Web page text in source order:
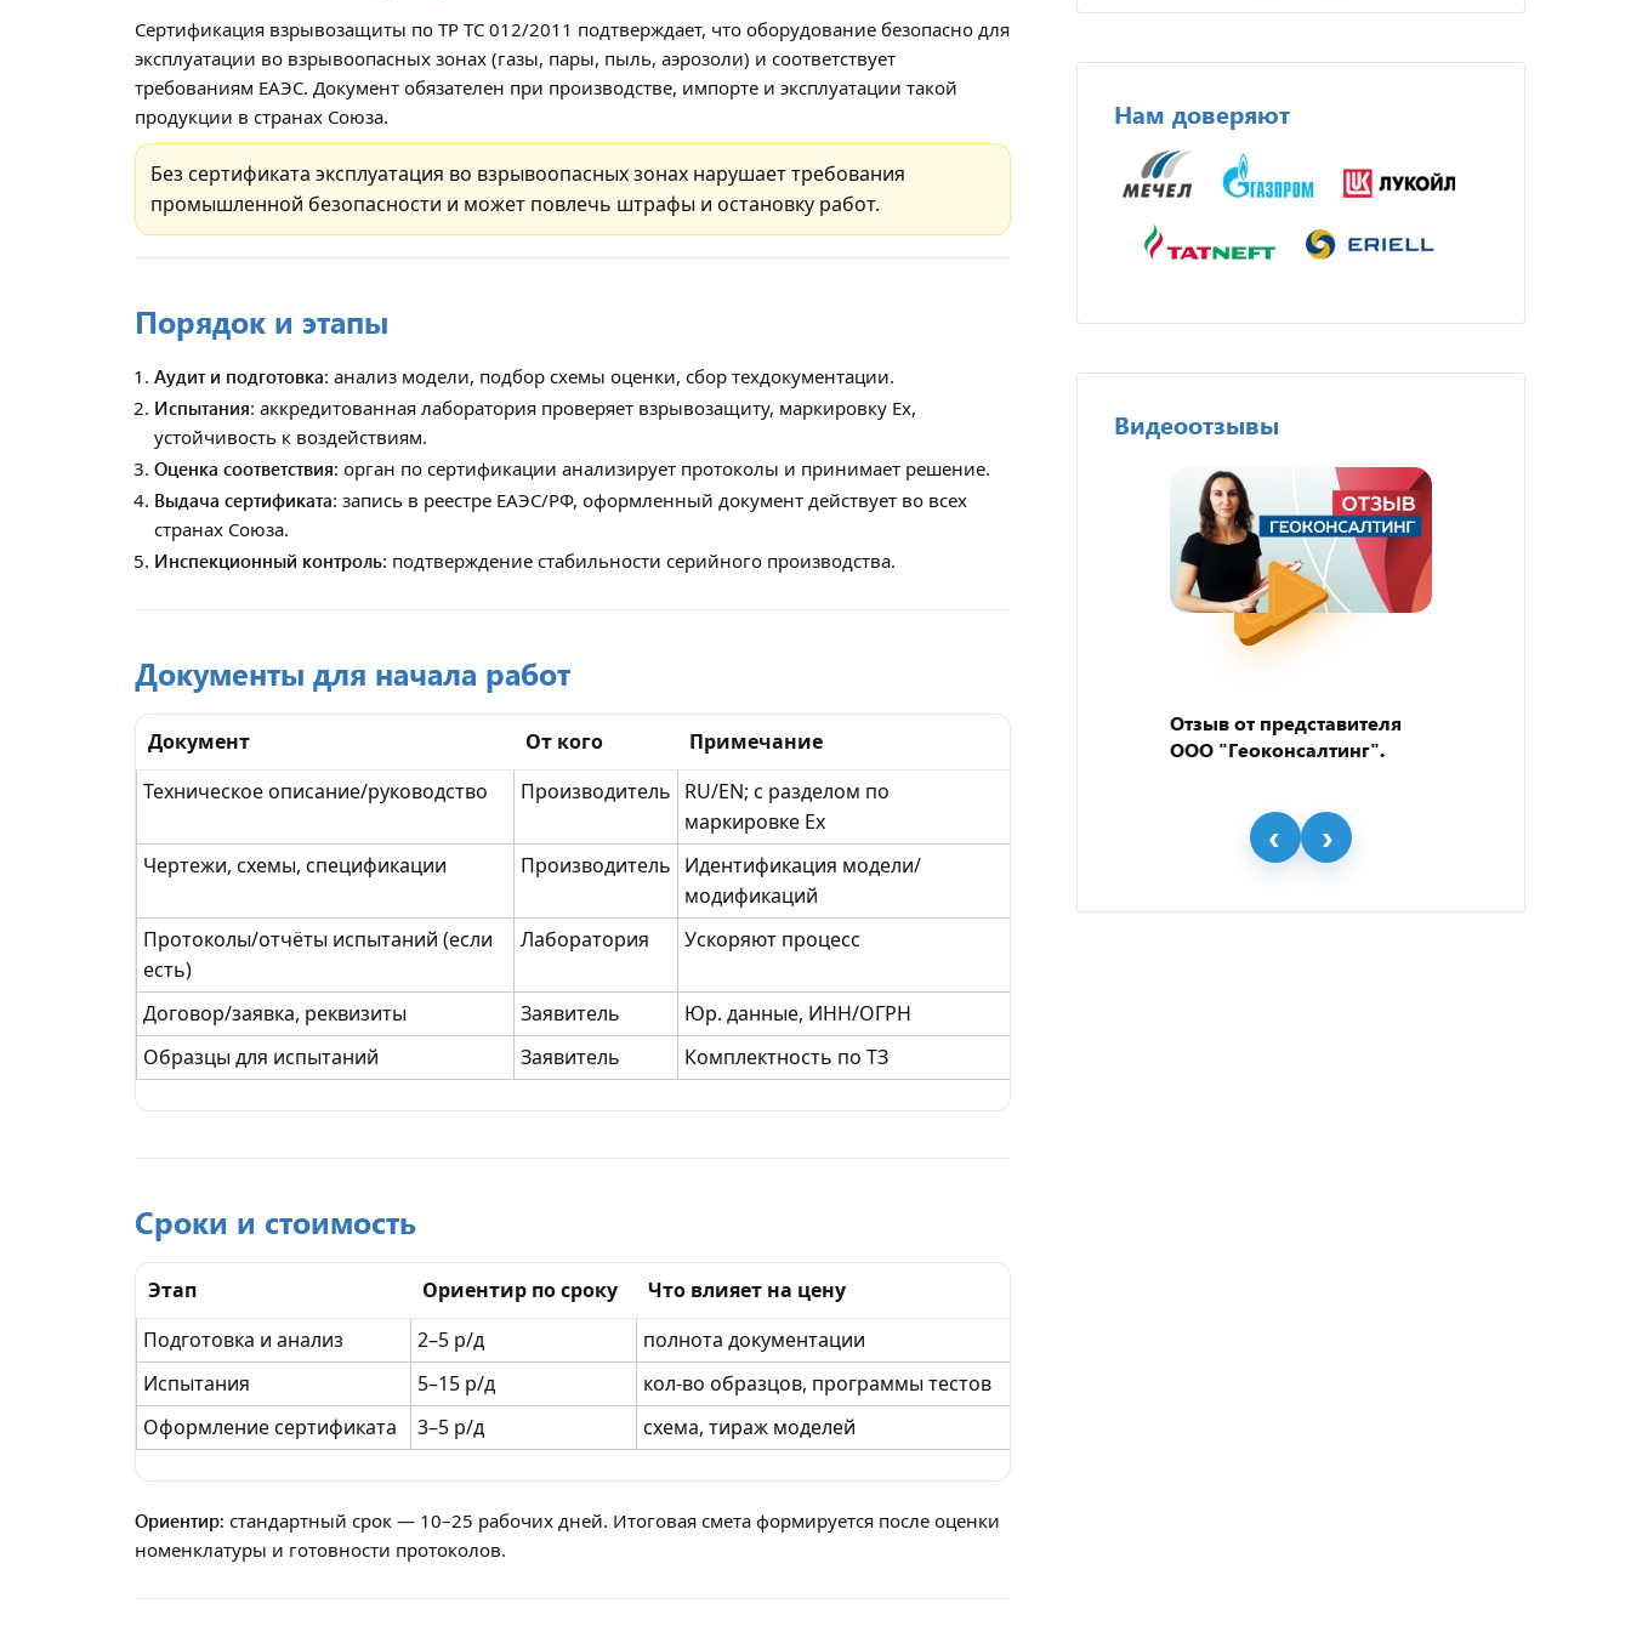
Сертификация взрывозащиты по ТР ТС 012/2011 подтверждает, что оборудование безопасно для
эксплуатации во взрывоопасных зонах (газы, пары, пыль, аэрозоли) и соответствует
требованиям ЕАЭС. Документ обязателен при производстве, импорте и эксплуатации такой
продукции в странах Союза.
Без сертификата эксплуатация во взрывоопасных зонах нарушает требования
промышленной безопасности и может повлечь штрафы и остановку работ.
Порядок и этапы
Аудит и подготовка: анализ модели, подбор схемы оценки, сбор техдокументации.
Испытания: аккредитованная лаборатория проверяет взрывозащиту, маркировку Ex,
устойчивость к воздействиям.
Оценка соответствия: орган по сертификации анализирует протоколы и принимает решение.
Выдача сертификата: запись в реестре ЕАЭС/РФ, оформленный документ действует во всех
странах Союза.
Инспекционный контроль: подтверждение стабильности серийного производства.
Документы для начала работ
Документ От кого
Примечание
Техническое описание/руководство
Производитель RU/EN; с разделом по
маркировке Ex
Чертежи, схемы, спецификации
Производитель Идентификация модели/
модификаций
Протоколы/отчёты испытаний (если
есть)
Лаборатория Ускоряют процесс
Договор/заявка, реквизиты Заявитель
Юр. данные, ИНН/ОГРН
Образцы для испытаний
Заявитель Комплектность по ТЗ
Сроки и стоимость
Этап Ориентир по сроку
Что влияет на цену
Подготовка и анализ
2–5 р/д
полнота документации
Испытания
5–15 р/д
кол-во образцов, программы тестов
Оформление сертификата
3–5 р/д схема, тираж моделей
Ориентир: стандартный срок — 10–25 рабочих дней. Итоговая смета формируется после оценки
номенклатуры и готовности протоколов.
Нам доверяют
Видеоотзывы
Отзыв от ООО "Пирамит".
Отзыв от представителя
ООО "Геоконсалтинг".